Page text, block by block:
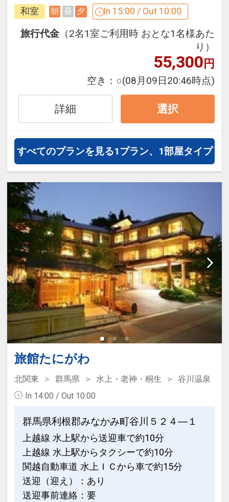
駐車場のご利用について（ご案内）
駐車場をご利用の場合、現地にて以下の
・１泊１台５００円（チェックイン日の
１２時～アウト日１２時まで）
何卒ご理解賜りますようお願い申し上げ
設定期間：2026年4月1日～2026年11月
30日
インターネットコース番号：DP-1-
17202024
和室 朝 昼 夕 In 15:00 / Out 10:00
旅行代金 （2名1室ご利用時 おとな1名様あた
り）
55,300円
空き： ○(08月09日20:46時点)
詳細 選択
すべてのプランを見る1プラン、1部屋タイプ
旅館たにがわ
北関東 群馬県 水上・老神・桐生
谷川温泉
In 14:00 / Out 10:00
群馬県利根郡みなかみ町谷川５２４―１
上越線 水上駅から送迎車で約10分
上越線 水上駅からタクシーで約10分
関越自動車道 水上ＩＣから車で約15分
送迎（迎え）：あり
送迎事前連絡：要